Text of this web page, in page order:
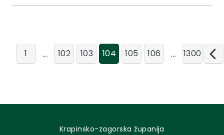
1 ... 102 103 104 105 106 ... 1300
Krapinsko-zagorska županija